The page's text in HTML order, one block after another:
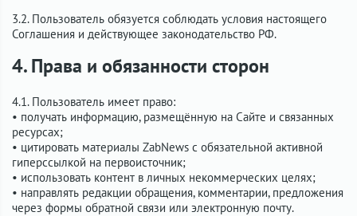
3.2. Пользователь обязуется соблюдать условия настоящего
Соглашения и действующее законодательство РФ.
4. Права и обязанности сторон
4.1. Пользователь имеет право:
• получать информацию, размещённую на Сайте и связанных
ресурсах;
• цитировать материалы ZabNews с обязательной активной
гиперссылкой на первоисточник;
• использовать контент в личных некоммерческих целях;
• направлять редакции обращения, комментарии, предложения
через формы обратной связи или электронную почту.